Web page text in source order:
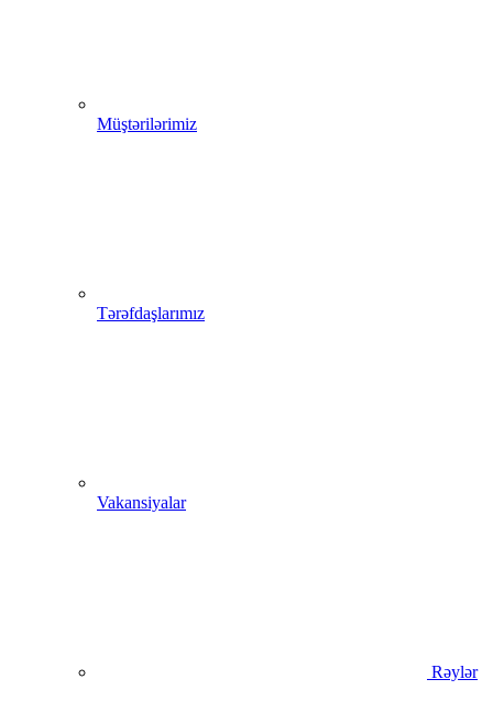
Müştərilərimiz
Tərəfdaşlarımız
Vakansiyalar
Rəylər